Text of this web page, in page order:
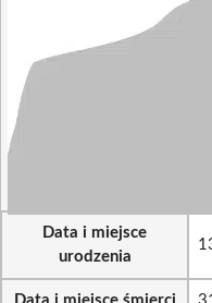
Data i miejsce
urodzenia